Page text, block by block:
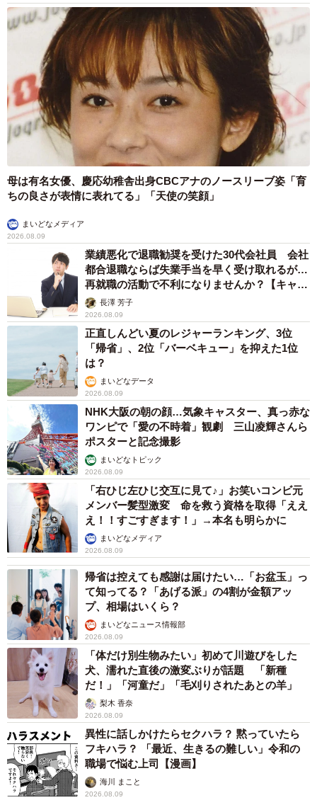
母は有名女優、慶応幼稚舎出身CBCアナのノースリーブ姿「育
ちの良さが表情に表れてる」「天使の笑顔」
まいどなメディア
2026.08.09
業績悪化で退職勧奨を受けた30代会社員 会社
都合退職ならば失業手当を早く受け取れるが…
再就職の活動で不利になりませんか？【キャリ
アカウンセラーが解説】
長澤 芳子
2026.08.09
正直しんどい夏のレジャーランキング、3位
「帰省」、2位「バーベキュー」を抑えた1位
は？
まいどなデータ
2026.08.09
NHK大阪の朝の顔…気象キャスター、真っ赤な
ワンピで「愛の不時着」観劇 三山凌輝さんら
ポスターと記念撮影
まいどなトピック
2026.08.09
「右ひじ左ひじ交互に見て♪」お笑いコンビ元
メンバー髪型激変 命を救う資格を取得「ええ
え！！すごすぎます！」→本名も明らかに
まいどなメディア
2026.08.09
帰省は控えても感謝は届けたい…「お盆玉」っ
て知ってる？「あげる派」の4割が金額アッ
プ、相場はいくら？
まいどなニュース情報部
2026.08.09
「体だけ別生物みたい」初めて川遊びをした
犬、濡れた直後の激変ぶりが話題 「新種
だ！」「河童だ」「毛刈りされたあとの羊」
梨木 香奈
2026.08.09
異性に話しかけたらセクハラ？ 黙っていたら
フキハラ？ 「最近、生きるの難しい」令和の
職場で悩む上司【漫画】
海川 まこと
2026.08.09